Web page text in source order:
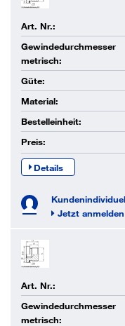
Art. Nr.:
Gewindedurchmesser
metrisch:
Güte:
Material:
Bestelleinheit:
Preis:
Details
Jetzt anmelden
Art. Nr.:
Gewindedurchmesser
metrisch: